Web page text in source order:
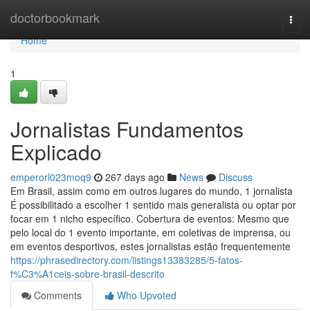
doctorbookmark
Home
Home
1
Jornalistas Fundamentos
Explicado
emperorl023moq9 267 days ago News
Discuss
Em Brasil, assim como em outros lugares do mundo, 1 jornalista
É possibilitado a escolher 1 sentido mais generalista ou optar por
focar em 1 nicho específico. Cobertura de eventos: Mesmo que
pelo local do 1 evento importante, em coletivas de imprensa, ou
em eventos desportivos, estes jornalistas estão frequentemente
https://phrasedirectory.com/listings13383285/5-fatos-
f%C3%A1ceis-sobre-brasil-descrito
Comments
Who Upvoted